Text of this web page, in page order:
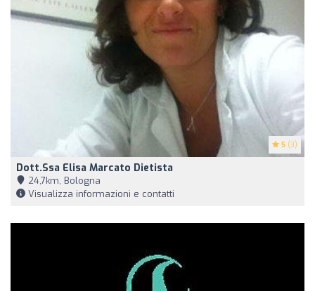
5 (3)
Dott.ssa Elisa Marcato Dietista
24,7km, Bologna
Visualizza informazioni e contatti